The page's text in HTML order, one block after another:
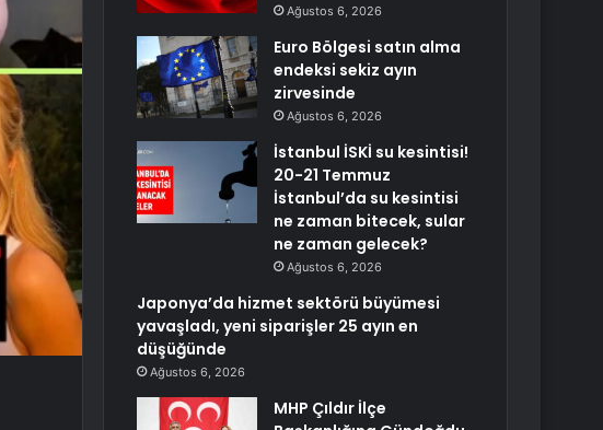
Ağustos 6, 2026
Euro Bölgesi satın alma
endeksi sekiz ayın
zirvesinde
Ağustos 6, 2026
İstanbul İSKİ su kesintisi!
20-21 Temmuz
İstanbul’da su kesintisi
ne zaman bitecek, sular
ne zaman gelecek?
Ağustos 6, 2026
Japonya’da hizmet sektörü büyümesi
yavaşladı, yeni siparişler 25 ayın en
düşüğünde
Ağustos 6, 2026
MHP Çıldır İlçe